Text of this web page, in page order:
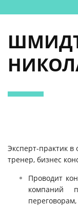
Эксперт-практик
тренер, бизнес
Проводит
компаний